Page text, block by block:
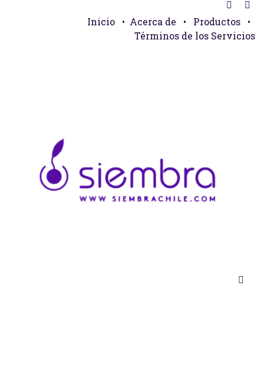
Inicio • Acerca de • Productos
•
Términos de los Servicios